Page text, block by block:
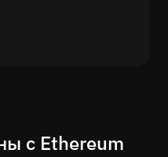
с Ethereum